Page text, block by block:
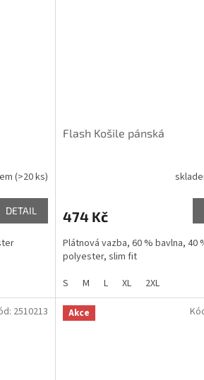
(>20 ks)
DETAIL
Flash Košile pánská
474 Kč
Plátnová vazba, 60 % bavlna, 40
polyester, slim fit
S
M L XL 2XL
2510213 Akce